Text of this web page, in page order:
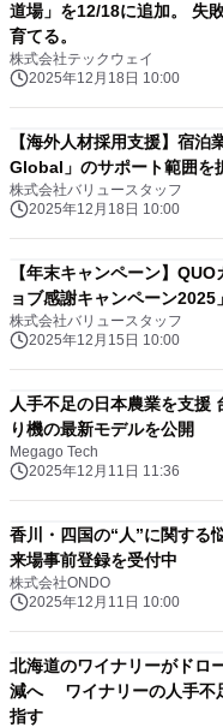
道場」を12/18に追加。 失
育てる。
株式会社テックウェイ
2025年12月18日 10:00
【海外人材採用支援】宿
Global」のサポート範囲を
株式会社バリュースタッフ
2025年12月18日 10:00
【年末キャンペーン】
ョブ感謝キャンペーン2025
株式会社バリュースタッフ
2025年12月15日 10:00
人手不足の日本農業を支援 台湾メーガゴテック、自律走行電動芝刈
り機の最新モデルを公開
Megago Tech
2025年12月11日 11:36
香川・四国の“人”に関する
来場事前登録を受付中
株式会社ONDO
2025年12月11日 10:00
北海道のワイナリーがドロ
減へ ワイナリーの人手不
指す